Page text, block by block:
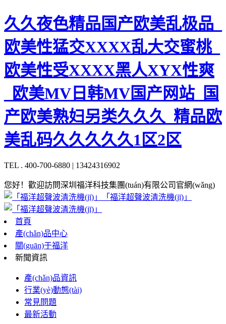
久久夜色精品国产欧美乱极品_
欧美性猛交XXXX乱大交蜜桃_
欧美性受XXXX黑人XYX性爽
_欧美MV日韩MV国产网站_国
产欧美熟妇另类久久久_精品欧
美乱码久久久久久1区2区
TEL . 400-700-6880 | 13424316902
您好！歡迎訪問深圳福洋科技集團(tuán)有限公司官網(wǎng)
「福洋超聲波清洗機(jī)」
首頁
產(chǎn)品中心
關(guān)于福洋
新聞資訊
產(chǎn)品資訊
行業(yè)動態(tài)
常見問題
最新活動